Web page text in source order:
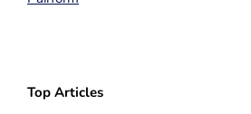
Top Articles